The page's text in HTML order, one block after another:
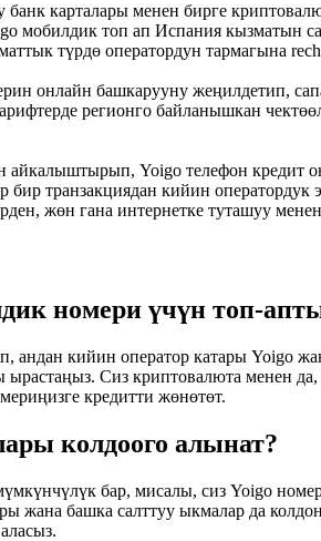
карталары менен бирге
мобилдик топ ап Испания кызматын
түрдө оператордун тармагына
онлайн башкарууну жеңилдетип,
регионго байланышкан
Yoigo телефон кредит
бир транзакциядан кийин
жөн гана интернетке туташуу
номери үчүн топ-
андан кийин оператор катары Yoigo
Сиз криптовалюта менен
кредитти жөнөтөт.
колдоого алынат?
бар, мисалы, сиз Yoigo
жана башка салттуу ыкмалар да